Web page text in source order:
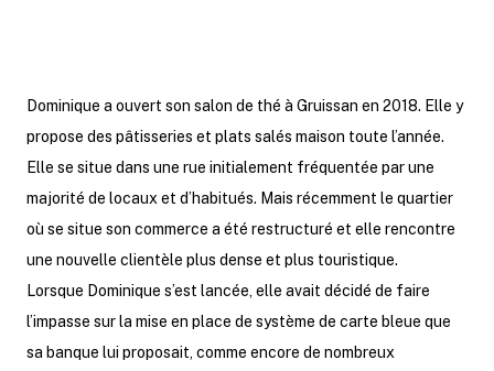
Dominique a ouvert son salon de thé à Gruissan en 2018. Elle y
propose des pâtisseries et plats salés maison toute l’année.
Elle se situe dans une rue initialement fréquentée par une
majorité de locaux et d’habitués. Mais récemment le quartier
où se situe son commerce a été restructuré et elle rencontre
une nouvelle clientèle plus dense et plus touristique.
Lorsque Dominique s’est lancée, elle avait décidé de faire
l’impasse sur la mise en place de système de carte bleue que
sa banque lui proposait, comme encore de nombreux